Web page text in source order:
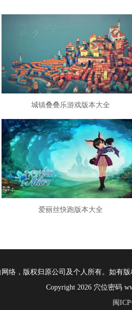
城镇叠叠乐游戏版本大全
爱丽丝快跑版本大全
络，版权归原公司及个人所有。如有
Copyright 2026 穴位密码
闽